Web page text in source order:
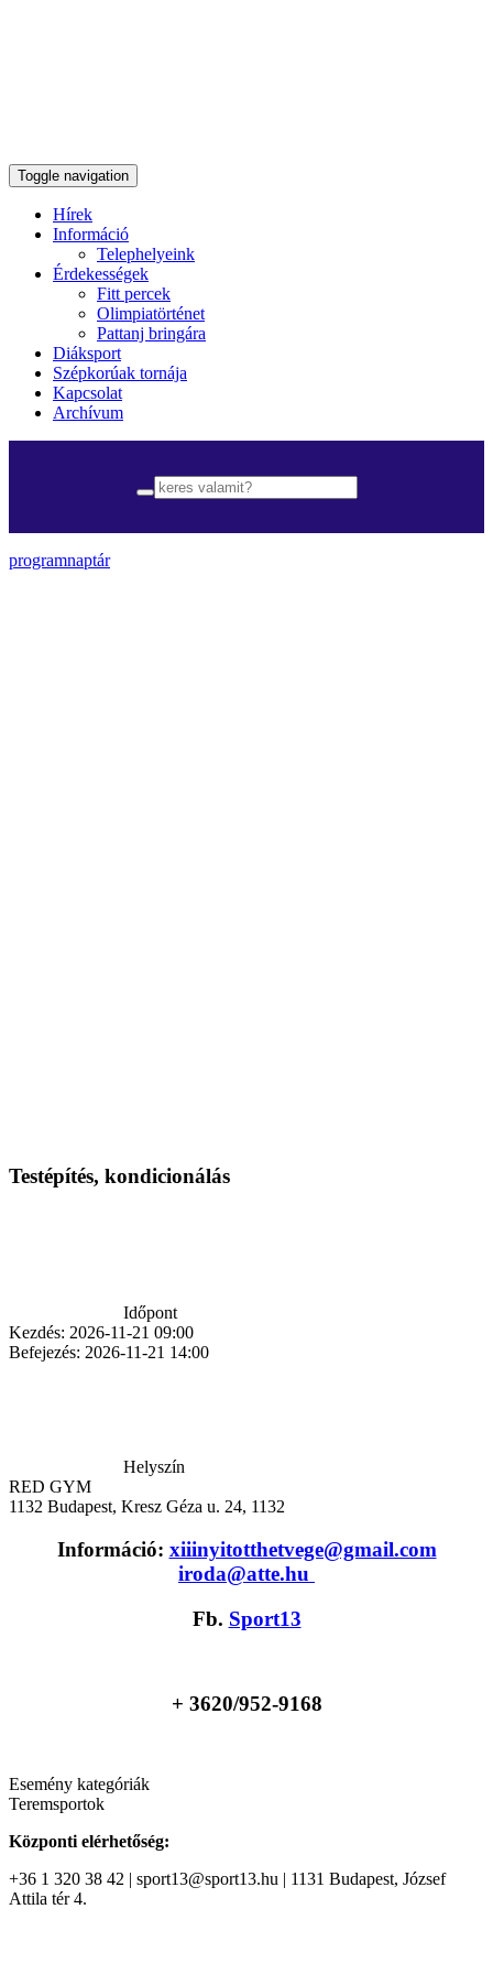
Toggle navigation
Hírek
Információ
Telephelyeink
Érdekességek
Fitt percek
Olimpiatörténet
Pattanj bringára
Diáksport
Szépkorúak tornája
Kapcsolat
Archívum
programnaptár
Testépítés, kondicionálás
Időpont
Kezdés: 2026-11-21 09:00
Befejezés: 2026-11-21 14:00
Helyszín
RED GYM
1132 Budapest, Kresz Géza u. 24, 1132
Információ: xiiinyitotthetvege@gmail.com
iroda@atte.hu
Fb. Sport13
+ 3620/952-9168
Esemény kategóriák
Teremsportok
Központi elérhetőség:
+36 1 320 38 42 | sport13@sport13.hu | 1131 Budapest, József
Attila tér 4.